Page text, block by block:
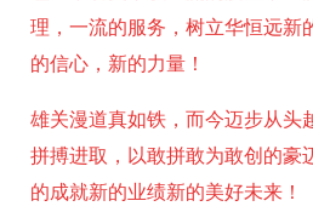
理，一流的服务，树立华恒远新
的信心，新的力量！
雄关漫道真如铁，而今迈步从头
拼搏进取，以敢拼敢为敢创的豪
的成就新的业绩新的美好未来！